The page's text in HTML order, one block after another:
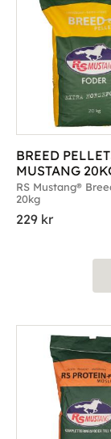
till i favoriter
BREED
MUSTANG
RS Mustang®
20kg
229 kr
till i favoriter